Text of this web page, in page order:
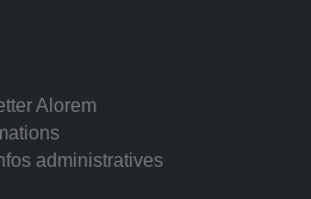
Alorem
administratives